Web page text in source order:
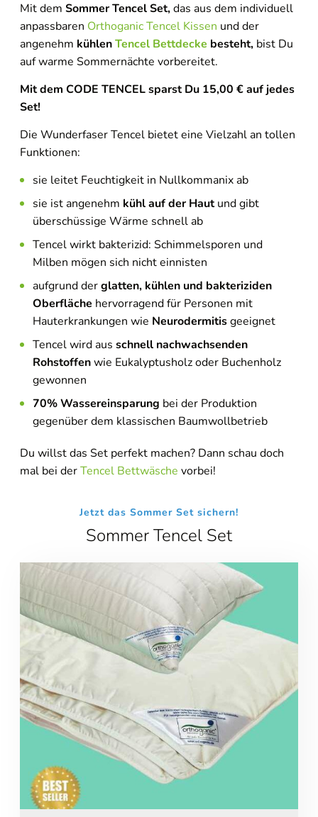
Mit dem Sommer Tencel Set,das aus dem individuell
anpassbaren Orthoganic Tencel Kissen und der
angenehm kühlenTencel Bettdecke besteht, bist Du
auf warme Sommernächte vorbereitet.
Mit dem CODE TENCEL sparst Du 15,00 € auf jedes
Set!
Die Wunderfaser Tencel bietet eine Vielzahl an tollen
Funktionen:
sie leitet Feuchtigkeit in Nullkommanix ab
sie ist angenehm kühl auf der Hautund gibt
überschüssige Wärme schnell ab
Tencel wirkt bakterizid: Schimmelsporen und
Milben mögen sich nicht einnisten
aufgrund derglatten, kühlen und bakteriziden
Oberfläche hervorragend für Personen mit
Hauterkrankungen wie Neurodermitisgeeignet
Tencel wird aus schnell nachwachsenden
Rohstoffenwie Eukalyptusholz oder Buchenholz
gewonnen
70% Wassereinsparung bei der Produktion
gegenüber dem klassischen Baumwollbetrieb
Du willst das Set perfekt machen? Dann schau doch
mal bei derTencel Bettwäsche vorbei!
Jetzt das Sommer Set sichern!
Sommer Tencel Set